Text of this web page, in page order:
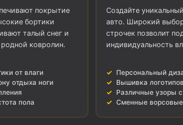
покрытие
бортики
талый снег и
ковролин.
от влаги
отдыха ноги
пола
Создайте
авто. Широкий
строчек позволит
индивидуальность
Персональный
Вышивка логотипов
Различные узоры
Сменные ворсовые